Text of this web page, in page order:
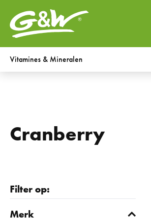
Vitamines & Mineralen
Cranberry
Filter op:
Merk